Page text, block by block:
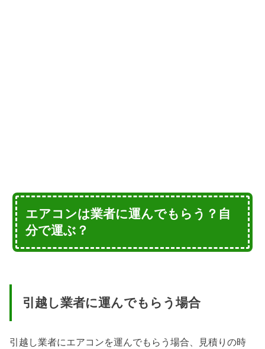
エアコンは業者に運んでもらう？自
分で運ぶ？
引越し業者に運んでもらう場合
引越し業者にエアコンを運んでもらう場合、見積りの時